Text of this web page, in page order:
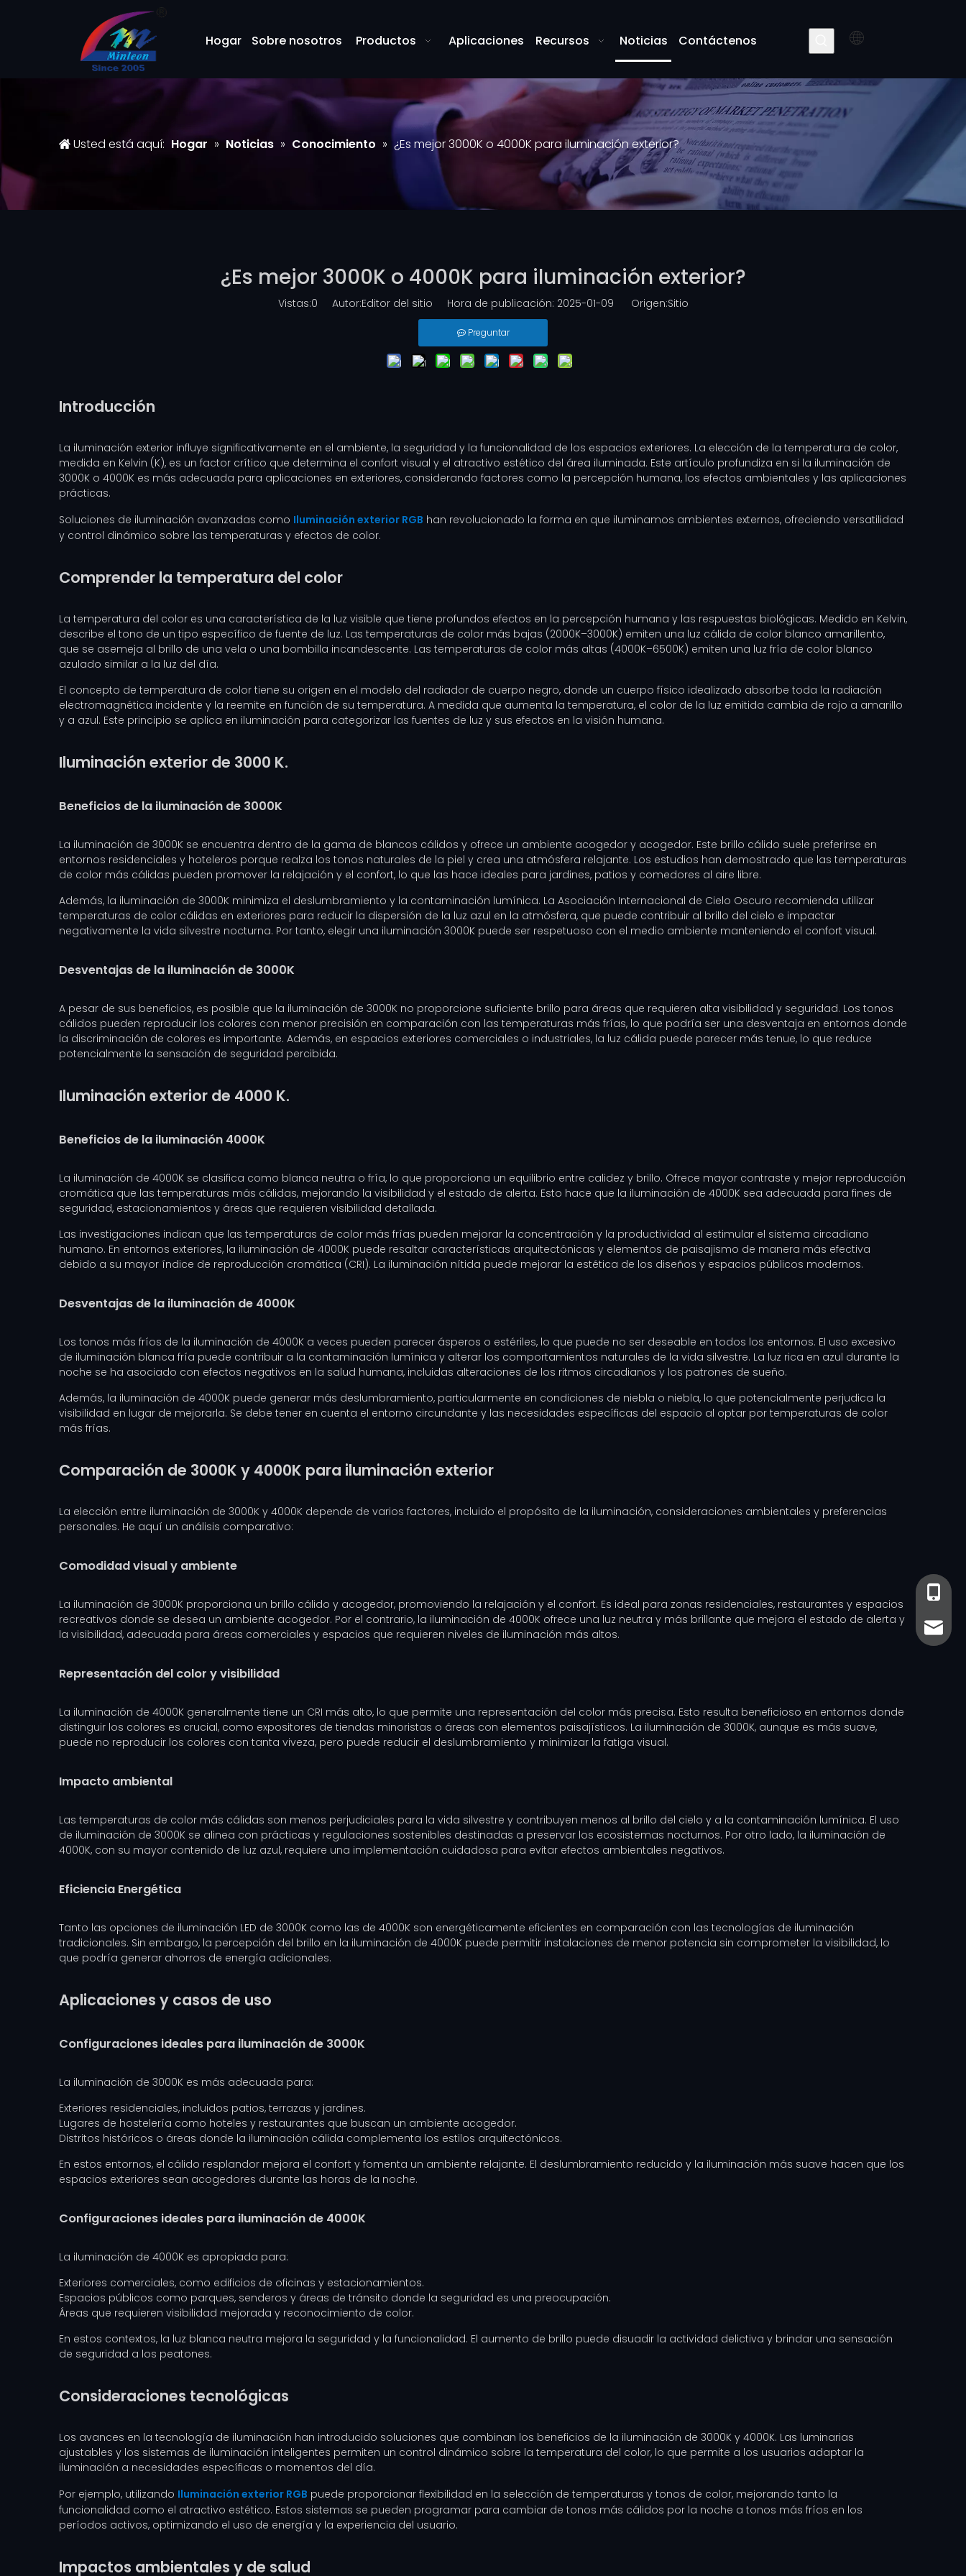
Hogar Sobre nosotros Productos Aplicaciones Recursos Noticias Contáctenos
Usted está aquí: Hogar » Noticias » Conocimiento » ¿Es mejor 3000K o 4000K para iluminación exterior?
¿Es mejor 3000K o 4000K para iluminación exterior?
Vistas:0 Autor:Editor del sitio Hora de publicación: 2025-01-09 Origen:Sitio
Preguntar
Introducción
La iluminación exterior influye significativamente en el ambiente, la seguridad y la funcionalidad de los espacios exteriores. La elección de la temperatura de color,
medida en Kelvin (K), es un factor crítico que determina el confort visual y el atractivo estético del área iluminada. Este artículo profundiza en si la iluminación de
3000K o 4000K es más adecuada para aplicaciones en exteriores, considerando factores como la percepción humana, los efectos ambientales y las aplicaciones
prácticas.
Soluciones de iluminación avanzadas como Iluminación exterior RGB han revolucionado la forma en que iluminamos ambientes externos, ofreciendo versatilidad
y control dinámico sobre las temperaturas y efectos de color.
Comprender la temperatura del color
La temperatura del color es una característica de la luz visible que tiene profundos efectos en la percepción humana y las respuestas biológicas. Medido en Kelvin,
describe el tono de un tipo específico de fuente de luz. Las temperaturas de color más bajas (2000K–3000K) emiten una luz cálida de color blanco amarillento,
que se asemeja al brillo de una vela o una bombilla incandescente. Las temperaturas de color más altas (4000K–6500K) emiten una luz fría de color blanco
azulado similar a la luz del día.
El concepto de temperatura de color tiene su origen en el modelo del radiador de cuerpo negro, donde un cuerpo físico idealizado absorbe toda la radiación
electromagnética incidente y la reemite en función de su temperatura. A medida que aumenta la temperatura, el color de la luz emitida cambia de rojo a amarillo
y a azul. Este principio se aplica en iluminación para categorizar las fuentes de luz y sus efectos en la visión humana.
Iluminación exterior de 3000 K.
Beneficios de la iluminación de 3000K
La iluminación de 3000K se encuentra dentro de la gama de blancos cálidos y ofrece un ambiente acogedor y acogedor. Este brillo cálido suele preferirse en
entornos residenciales y hoteleros porque realza los tonos naturales de la piel y crea una atmósfera relajante. Los estudios han demostrado que las temperaturas
de color más cálidas pueden promover la relajación y el confort, lo que las hace ideales para jardines, patios y comedores al aire libre.
Además, la iluminación de 3000K minimiza el deslumbramiento y la contaminación lumínica. La Asociación Internacional de Cielo Oscuro recomienda utilizar
temperaturas de color cálidas en exteriores para reducir la dispersión de la luz azul en la atmósfera, que puede contribuir al brillo del cielo e impactar
negativamente la vida silvestre nocturna. Por tanto, elegir una iluminación 3000K puede ser respetuoso con el medio ambiente manteniendo el confort visual.
Desventajas de la iluminación de 3000K
A pesar de sus beneficios, es posible que la iluminación de 3000K no proporcione suficiente brillo para áreas que requieren alta visibilidad y seguridad. Los tonos
cálidos pueden reproducir los colores con menor precisión en comparación con las temperaturas más frías, lo que podría ser una desventaja en entornos donde
la discriminación de colores es importante. Además, en espacios exteriores comerciales o industriales, la luz cálida puede parecer más tenue, lo que reduce
potencialmente la sensación de seguridad percibida.
Iluminación exterior de 4000 K.
Beneficios de la iluminación 4000K
La iluminación de 4000K se clasifica como blanca neutra o fría, lo que proporciona un equilibrio entre calidez y brillo. Ofrece mayor contraste y mejor reproducción
cromática que las temperaturas más cálidas, mejorando la visibilidad y el estado de alerta. Esto hace que la iluminación de 4000K sea adecuada para fines de
seguridad, estacionamientos y áreas que requieren visibilidad detallada.
Las investigaciones indican que las temperaturas de color más frías pueden mejorar la concentración y la productividad al estimular el sistema circadiano
humano. En entornos exteriores, la iluminación de 4000K puede resaltar características arquitectónicas y elementos de paisajismo de manera más efectiva
debido a su mayor índice de reproducción cromática (CRI). La iluminación nítida puede mejorar la estética de los diseños y espacios públicos modernos.
Desventajas de la iluminación de 4000K
Los tonos más fríos de la iluminación de 4000K a veces pueden parecer ásperos o estériles, lo que puede no ser deseable en todos los entornos. El uso excesivo
de iluminación blanca fría puede contribuir a la contaminación lumínica y alterar los comportamientos naturales de la vida silvestre. La luz rica en azul durante la
noche se ha asociado con efectos negativos en la salud humana, incluidas alteraciones de los ritmos circadianos y los patrones de sueño.
Además, la iluminación de 4000K puede generar más deslumbramiento, particularmente en condiciones de niebla o niebla, lo que potencialmente perjudica la
visibilidad en lugar de mejorarla. Se debe tener en cuenta el entorno circundante y las necesidades específicas del espacio al optar por temperaturas de color
más frías.
Comparación de 3000K y 4000K para iluminación exterior
La elección entre iluminación de 3000K y 4000K depende de varios factores, incluido el propósito de la iluminación, consideraciones ambientales y preferencias
personales. He aquí un análisis comparativo:
Comodidad visual y ambiente
La iluminación de 3000K proporciona un brillo cálido y acogedor, promoviendo la relajación y el confort. Es ideal para zonas residenciales, restaurantes y espacios
recreativos donde se desea un ambiente acogedor. Por el contrario, la iluminación de 4000K ofrece una luz neutra y más brillante que mejora el estado de alerta y
la visibilidad, adecuada para áreas comerciales y espacios que requieren niveles de iluminación más altos.
Representación del color y visibilidad
La iluminación de 4000K generalmente tiene un CRI más alto, lo que permite una representación del color más precisa. Esto resulta beneficioso en entornos donde
distinguir los colores es crucial, como expositores de tiendas minoristas o áreas con elementos paisajísticos. La iluminación de 3000K, aunque es más suave,
puede no reproducir los colores con tanta viveza, pero puede reducir el deslumbramiento y minimizar la fatiga visual.
Impacto ambiental
Las temperaturas de color más cálidas son menos perjudiciales para la vida silvestre y contribuyen menos al brillo del cielo y a la contaminación lumínica. El uso
de iluminación de 3000K se alinea con prácticas y regulaciones sostenibles destinadas a preservar los ecosistemas nocturnos. Por otro lado, la iluminación de
4000K, con su mayor contenido de luz azul, requiere una implementación cuidadosa para evitar efectos ambientales negativos.
Eficiencia Energética
Tanto las opciones de iluminación LED de 3000K como las de 4000K son energéticamente eficientes en comparación con las tecnologías de iluminación
tradicionales. Sin embargo, la percepción del brillo en la iluminación de 4000K puede permitir instalaciones de menor potencia sin comprometer la visibilidad, lo
que podría generar ahorros de energía adicionales.
Aplicaciones y casos de uso
Configuraciones ideales para iluminación de 3000K
La iluminación de 3000K es más adecuada para:
Exteriores residenciales, incluidos patios, terrazas y jardines.
Lugares de hostelería como hoteles y restaurantes que buscan un ambiente acogedor.
Distritos históricos o áreas donde la iluminación cálida complementa los estilos arquitectónicos.
En estos entornos, el cálido resplandor mejora el confort y fomenta un ambiente relajante. El deslumbramiento reducido y la iluminación más suave hacen que los
espacios exteriores sean acogedores durante las horas de la noche.
Configuraciones ideales para iluminación de 4000K
La iluminación de 4000K es apropiada para:
Exteriores comerciales, como edificios de oficinas y estacionamientos.
Espacios públicos como parques, senderos y áreas de tránsito donde la seguridad es una preocupación.
Áreas que requieren visibilidad mejorada y reconocimiento de color.
En estos contextos, la luz blanca neutra mejora la seguridad y la funcionalidad. El aumento de brillo puede disuadir la actividad delictiva y brindar una sensación
de seguridad a los peatones.
Consideraciones tecnológicas
Los avances en la tecnología de iluminación han introducido soluciones que combinan los beneficios de la iluminación de 3000K y 4000K. Las luminarias
ajustables y los sistemas de iluminación inteligentes permiten un control dinámico sobre la temperatura del color, lo que permite a los usuarios adaptar la
iluminación a necesidades específicas o momentos del día.
Por ejemplo, utilizando Iluminación exterior RGB puede proporcionar flexibilidad en la selección de temperaturas y tonos de color, mejorando tanto la
funcionalidad como el atractivo estético. Estos sistemas se pueden programar para cambiar de tonos más cálidos por la noche a tonos más fríos en los
períodos activos, optimizando el uso de energía y la experiencia del usuario.
Impactos ambientales y de salud
+86-
+86-